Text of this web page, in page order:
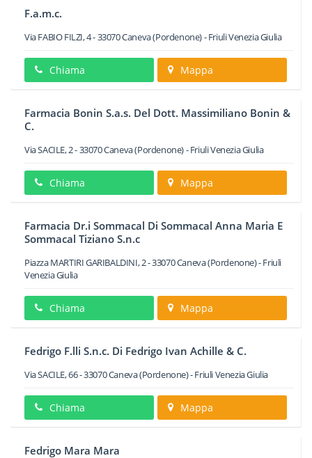
F.a.m.c.
Via FABIO FILZI, 4-33070Caneva(Pordenone) -Friuli Venezia Giulia
Chiama Mappa
Farmacia Bonin S.a.s. Del Dott. Massimiliano Bonin &
C.
Via SACILE, 2-33070Caneva(Pordenone) -Friuli Venezia Giulia
Chiama Mappa
Farmacia Dr.i Sommacal Di Sommacal Anna Maria E
Sommacal Tiziano S.n.c
Piazza MARTIRI GARIBALDINI, 2-33070Caneva(Pordenone) -Friuli
Venezia Giulia
Chiama Mappa
Fedrigo F.lli S.n.c. Di Fedrigo Ivan Achille & C.
Via SACILE, 66-33070Caneva(Pordenone) -Friuli Venezia Giulia
Chiama Mappa
Fedrigo Mara Mara